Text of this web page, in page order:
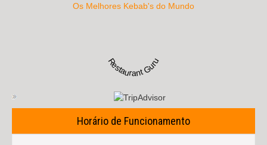
Os Melhores Kebab's do Mundo
Restaurant Guru
Horário de Funcionamento